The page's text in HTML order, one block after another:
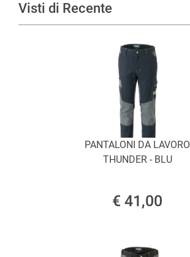
Visti di Recente
PANTALONI DA LAVORO
THUNDER - BLU
€ 41,00